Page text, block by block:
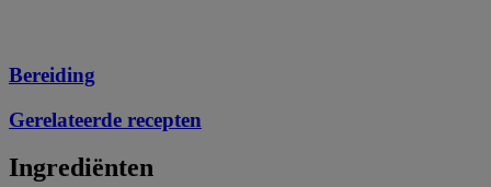
Bereiding
Gerelateerde recepten
Ingrediënten